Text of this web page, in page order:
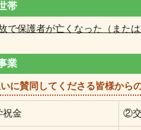
帯
で保護者が亡くなった（また
業
に賛同してくださる皆様から
金 ②交